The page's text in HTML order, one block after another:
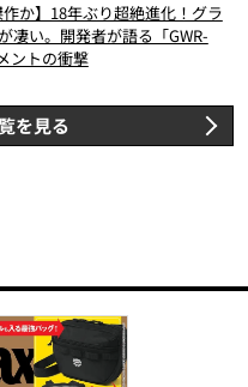
作か】18年ぶり超絶進化！グラ
凄い。開発者が語る「GWR-
ントの衝撃
を見る